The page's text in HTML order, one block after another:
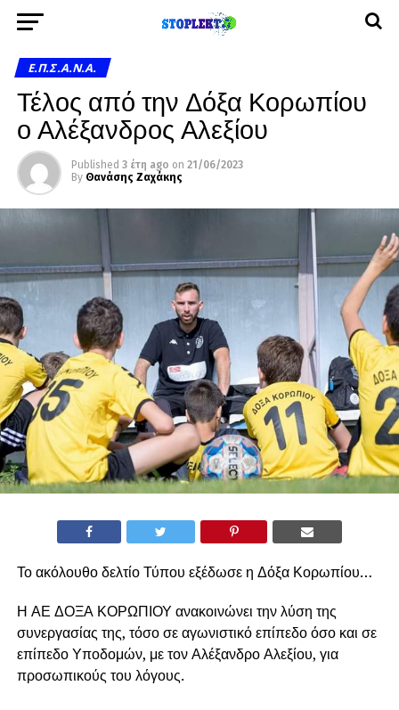
Ε.Π.Σ.Α.Ν.Α.
Τέλος από την Δόξα Κορωπίου
ο Αλέξανδρος Αλεξίου
Published 3 έτη ago on 21/06/2023
By Θανάσης Ζαχάκης
Το ακόλουθο δελτίο Τύπου εξέδωσε η Δόξα Κορωπίου…
Η ΑΕ ΔΟΞΑ ΚΟΡΩΠΙΟΥ ανακοινώνει την λύση της
συνεργασίας της, τόσο σε αγωνιστικό επίπεδο όσο και σε
επίπεδο Υποδομών, με τον Αλέξανδρο Αλεξίου, για
προσωπικούς του λόγους.